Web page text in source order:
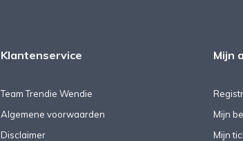
Klantenservice
Team Trendie Wendie
Algemene voorwaarden
Disclaimer
Mijn
Mijn
Mijn